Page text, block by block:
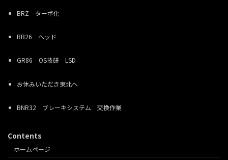
BRZ ターボ化
RB26 ヘッド
GR86 OS技研 LSD
お休みいただき東北へ
BNR32 ブレーキシステム 交換作業
Contents
ホームページ